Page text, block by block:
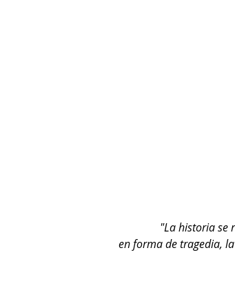
"La historia se
en forma de tragedia,